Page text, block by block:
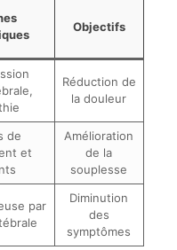
Objectifs
Réduction de
la douleur
de
et
Amélioration
de la
souplesse
par
Diminution
des
symptômes